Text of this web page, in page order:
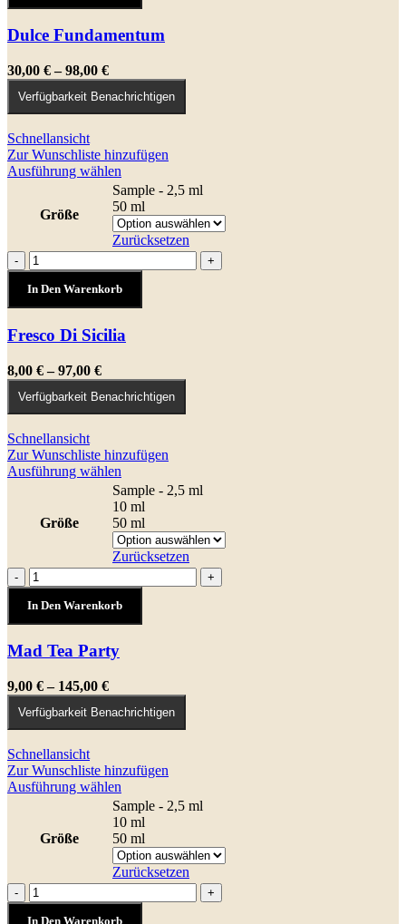
der
werden
Dulce Fundamentum
30,00 € –98,00 €Preisspanne:
30,00 €
bis
98,00 €
Verfügbarkeit Benachrichtigen
Schnellansicht
Zur Wunschliste hinzufügen
Ausführung wählen
Produkt
weist
mehrere
Varianten
auf.
Die
Optionen
der
werden
Größe
Sample - 2,5 ml
50 ml
Zurücksetzen
-
Fresco
Di
Sicilia
Menge
+
In Den Warenkorb
Fresco Di Sicilia
8,00 € –97,00 €Preisspanne:
8,00 €
bis
97,00 €
Verfügbarkeit Benachrichtigen
Schnellansicht
Zur Wunschliste hinzufügen
Ausführung wählen
Produkt
weist
mehrere
Varianten
auf.
Die
Optionen
können
Größe
Sample - 2,5 ml
10 ml
50 ml
Zurücksetzen
-
Mad
Tea
Party
Menge
+
In Den Warenkorb
Mad Tea Party
9,00 € – 145,00 €Preisspanne:
9,00 €
bis
145,00 €
Verfügbarkeit Benachrichtigen
Schnellansicht
Zur Wunschliste hinzufügen
Ausführung wählen
Produkt
weist
mehrere
Varianten
auf.
Die
Optionen
können
Größe
Sample - 2,5 ml
10 ml
50 ml
Zurücksetzen
-
Caffè
letterario
+
In Den Warenkorb